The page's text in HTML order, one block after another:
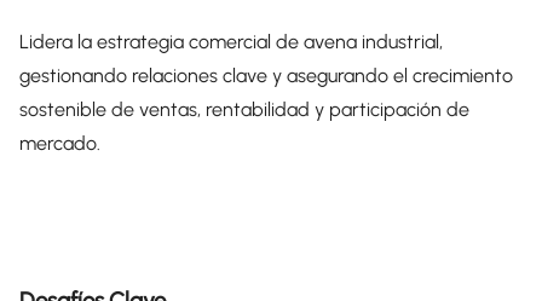
Lidera la estrategia comercial de avena industrial,
gestionando relaciones clave y asegurando el crecimiento
sostenible de ventas, rentabilidad y participación de
mercado.